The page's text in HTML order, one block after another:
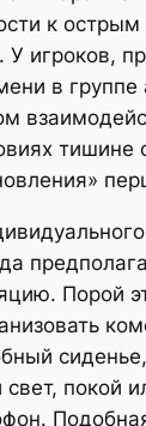
к
У игроков,
в группе
тишине
Порой
сиденье,
покой